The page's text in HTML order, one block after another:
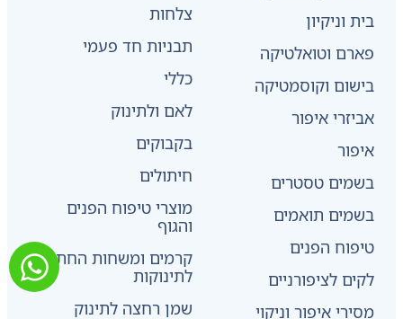
בית וניקיון
פארם וטואלטיקה
בישום וקוסמטיקה
אביזרי איפור
איפור
בשמים טסטרים
בשמים תואמים
טיפוח הפנים
לקים לציפורניים
מסירי איפור וניקוי
צלחות
תבניות חד פעמי
כללי
לאם ולתינוק
בקבוקים
חיתולים
מוצרי טיפוח הפנים
והגוף
קרמים ומשחות החתלה
לתינוקות
שמן רחצה לתינוק